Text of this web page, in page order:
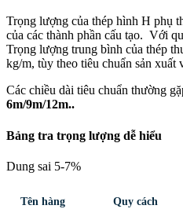
Trọng lượng của thép hình H phụ
của các thành phần cấu tạo. Với
Trọng lượng trung bình của thép
kg/m, tùy theo tiêu chuẩn sản xuất
Các chiều dài tiêu chuẩn thường
6m/9m/12m..
Bảng tra trọng lượng dễ hiểu
Dung sai 5-7%
Tên hàng Quy cách